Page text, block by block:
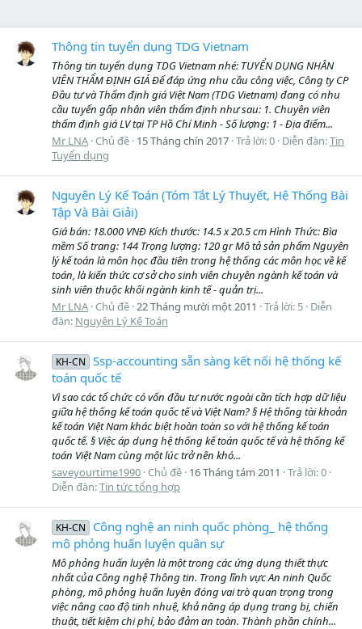
Thông tin tuyển dụng TDG Vietnam
Thông tin tuyển dụng TDG Vietnam nhé: TUYỂN DỤNG NHÂN
VIÊN THẨM ĐỊNH GIÁ Để đáp ứng nhu cầu công việc, Công ty CP
Đầu tư và Thẩm định giá Việt Nam (TDG Vietnam) đang có nhu
cầu tuyển gấp nhân viên thẩm định như sau: 1. Chuyên viên
thẩm định giá LV tại TP Hồ Chí Minh - Số lượng: 1 - Địa điểm...
Mr LNA Chủ đề 15 Tháng chín 2017 Trả lời: 0 Diễn đàn:Tin
Tuyển dụng
Nguyên Lý Kế Toán (Tóm Tắt Lý Thuyết, Hệ Thống Bài
Tập Và Bài Giải)
Giá bán: 18.000 VNĐ Kích thước: 14.5 x 20.5 cm Hình Thức: Bìa
mềm Số trang: 144 Trọng lượng: 120 gr Mô tả sản phẩm Nguyên
lý kế toán là môn học đầu tiên trong hệ thống các môn học về kế
toán, là kiến thức cơ sở cho sinh viên chuyên ngành kế toán và
sinh viên thuộc khối ngành kinh tế - quản trị...
Mr LNA Chủ đề 22 Tháng mười một 2011 Trả lời: 5 Diễn
đàn: Nguyên Lý Kế Toán
KH-CN
Ssp-accounting sẵn sàng kết nối hệ thống kế
toán quốc tế
Vì sao các tổ chức có vốn đầu tư nước ngoài cần tích hợp dữ liệu
giữa hệ thống kế toán quốc tế và Việt Nam? § Hệ thống tài khoản
kế toán Việt Nam khác biệt hoàn toàn so với hệ thống kế toán
quốc tế. § Việc áp dụng hệ thống kế toán quốc tế và hệ thống kế
toán Việt Nam cùng một lúc trở nên khó...
saveyourtime1990 Chủ đề 16 Tháng tám 2011
Trả lời: 0
Diễn đàn:Tin tức tổng hợp
KH-CN
Công nghệ an ninh quốc phòng_ hệ thống
mô phỏng huấn luyện quân sự
Mô phỏng huấn luyện là một trong các ứng dụng thiết thực
nhất của Công nghệ Thông tin. Trong lĩnh vực An ninh Quốc
phòng, mô phỏng huấn luyện đóng vai trò quan trọng trong
việc nâng cao độ tinh nhuệ, khả năng áp dụng trang bị, chiến
thuật, tiết kiệm chi phí, bảo đảm an toàn. Thành phần chính...